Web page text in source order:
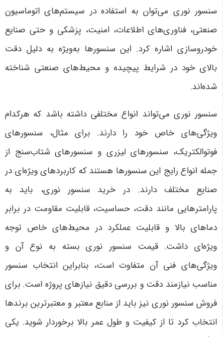
سنسور نوری می‌توان به استفاده در سیستم‌های اتوماسیون
صنعتی، فناوری‌های اطلاعات، امنیت، پزشکی و حتی صنایع
خودروسازی اشاره کرد. این سنسورها به‌ویژه به دلیل دقت
بالای خود در شرایط پیچیده و محیط‌های صنعتی شناخته
شده‌اند.
سنسور نوری می‌تواند انواع مختلفی داشته باشد که هرکدام
ویژگی‌های خاص خود را دارند. برای مثال، سنسورهای
فوتوالکتریک، سنسورهای لیزری و سنسورهای شتاب‌سنج از
جمله انواع رایج این سنسورها هستند که کاربردهای ویژه‌ای در
صنایع مختلف دارند. در خرید سنسور نوری، باید به
پارامترهایی مانند دقت، حساسیت، قابلیت مقاومت در برابر
دماهای بالا و قابلیت عملکرد در محیط‌های خاص توجه
ویژه‌ای داشت. قیمت سنسور نوری بسته به نوع آن و
ویژگی‌های فنی آن متفاوت است، بنابراین انتخاب سنسور
مناسب نیازمند دقت و بررسی دقیق نیازهای پروژه است. برای
فروش سنسور نوری نیز باید از منابع معتبر و معتبرترین برندها
انتخاب کرد تا از کیفیت و طول عمر بالا برخوردار شوید. یکی